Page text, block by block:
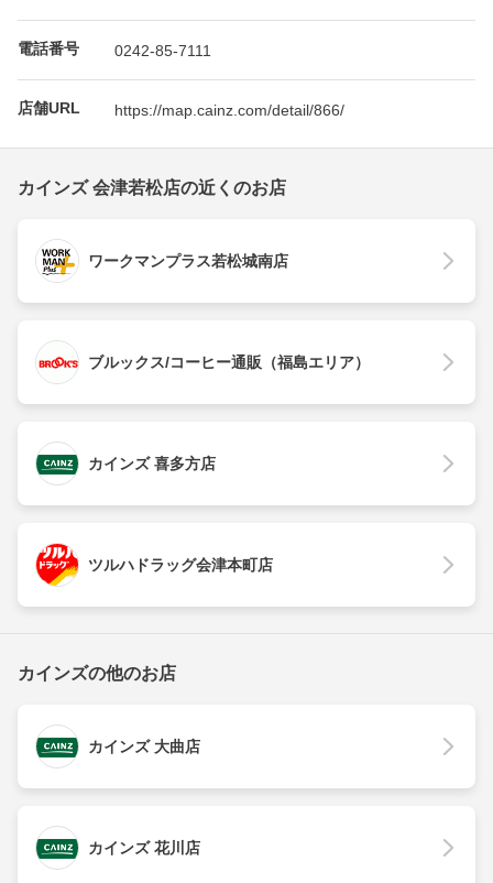
電話番号 0242-85-7111
店舗URL https://map.cainz.com/detail/866/
カインズ 会津若松店の近くのお店
ワークマンプラス若松城南店
ブルックス/コーヒー通販（福島エリア）
カインズ 喜多方店
ツルハドラッグ会津本町店
カインズの他のお店
カインズ 大曲店
カインズ 花川店